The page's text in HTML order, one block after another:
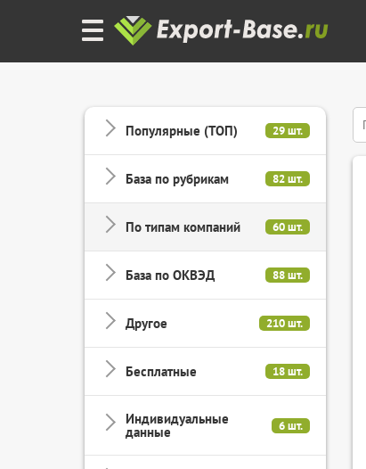
Популярные (ТОП) 29 шт.
База по рубрикам 82 шт.
По типам компаний 60 шт.
База по ОКВЭД 88 шт.
Другое 210 шт.
Бесплатные 18 шт.
Индивидуальные
данные 6 шт.